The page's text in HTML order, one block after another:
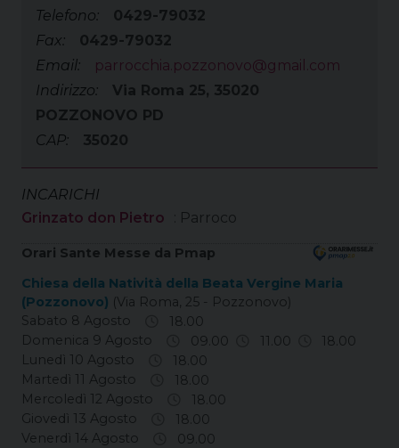
Telefono:
0429-79032
Fax:
0429-79032
Email:
parrocchia.pozzonovo@gmail.com
Indirizzo:
Via Roma 25, 35020
POZZONOVO PD
CAP:
35020
INCARICHI
Grinzato don Pietro
: Parroco
Orari Sante Messe da Pmap
Chiesa della Natività della Beata Vergine Maria
(Pozzonovo) (Via Roma, 25 - Pozzonovo)
Sabato 8 Agosto
18.00
Domenica 9 Agosto
09.00 11.00
18.00
Lunedì 10 Agosto
18.00
Martedì 11 Agosto
18.00
Mercoledì 12 Agosto
18.00
Giovedì 13 Agosto
18.00
Venerdì 14 Agosto
09.00